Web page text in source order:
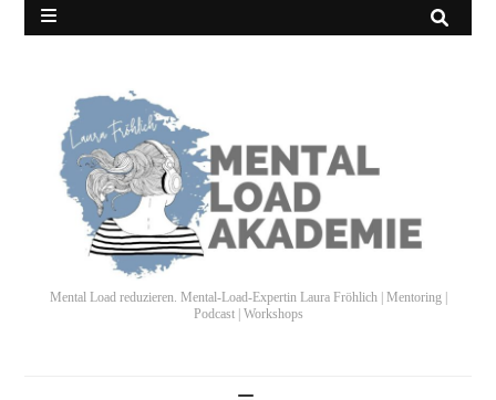
Mental Load reduzieren. Mental-Load-Expertin Laura Fröhlich | Mentoring |
Podcast | Workshops